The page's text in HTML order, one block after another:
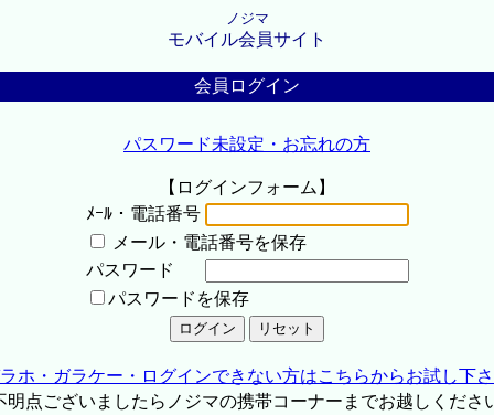
ノジマ
モバイル会員サイト
会員ログイン
パスワード未設定・お忘れの方
【ログインフォーム】
ﾒｰﾙ・電話番号
メール・電話番号を保存
パスワード
パスワードを保存
ホ・ガラケー・ログインできない方はこちらからお試し下
点ございましたらノジマの携帯コーナーまでお越しくださ